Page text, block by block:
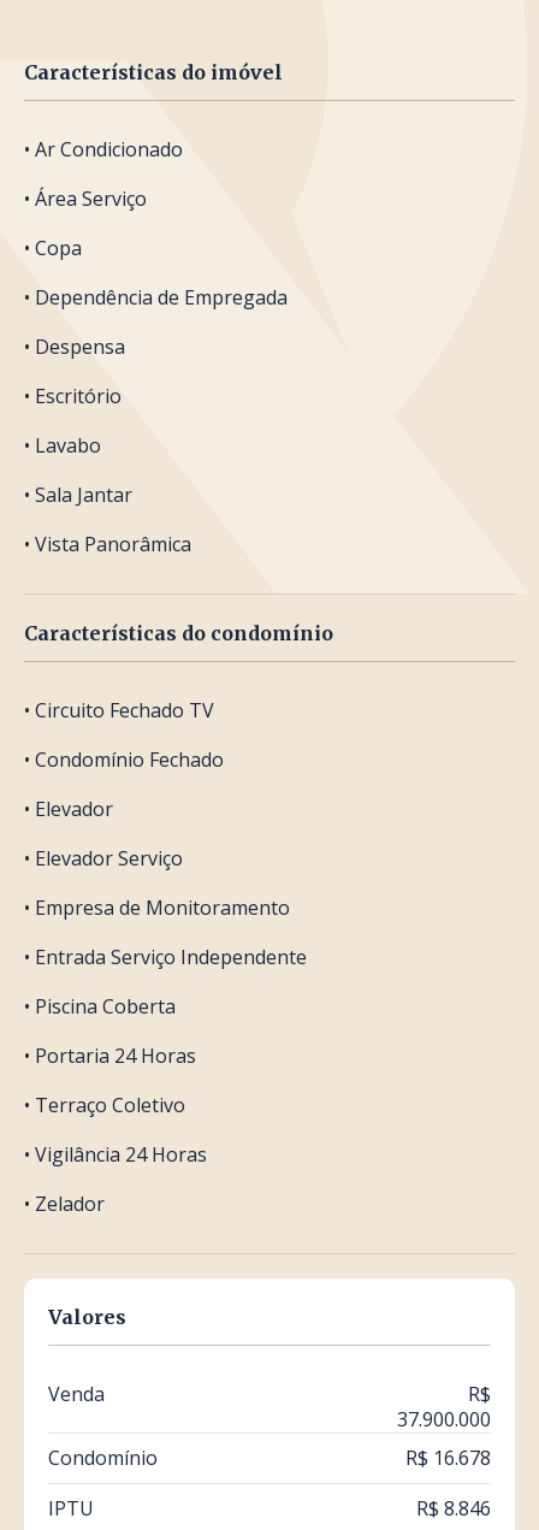
Características do imóvel
• Ar Condicionado
• Área Serviço
• Copa
• Dependência de Empregada
• Despensa
• Escritório
• Lavabo
• Sala Jantar
• Vista Panorâmica
Características do condomínio
• Circuito Fechado TV
• Condomínio Fechado
• Elevador
• Elevador Serviço
• Empresa de Monitoramento
• Entrada Serviço Independente
• Piscina Coberta
• Portaria 24 Horas
• Terraço Coletivo
• Vigilância 24 Horas
• Zelador
Valores
Venda
R$
37.900.000
Condomínio
R$ 16.678
IPTU
R$ 8.846